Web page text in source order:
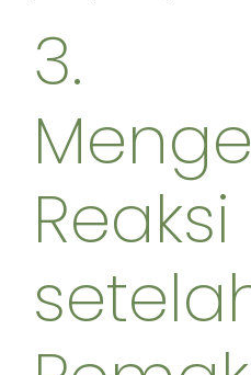
3.